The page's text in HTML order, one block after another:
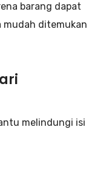
barang dapat
mudah ditemukan
melindungi isi